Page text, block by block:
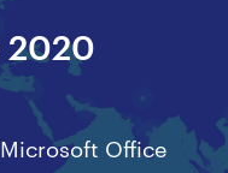
2020
Office